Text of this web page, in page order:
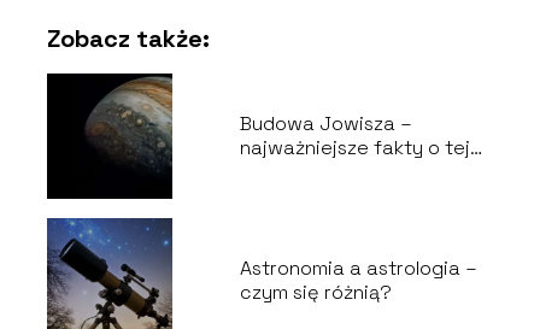
Zobacz także:
Budowa Jowisza –
najważniejsze fakty o tej
Astronomia a astrologia –
czym się różnią?